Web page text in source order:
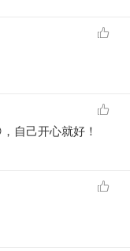
自己开心就好！